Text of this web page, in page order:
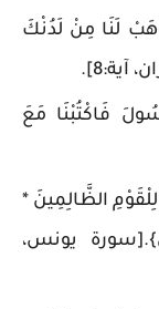
وَهَبْ لَنَا مِنْ لَدُنْكَ
آية:8].
فَاكْتُبْنَا مَعَ
لِلْقَوْمِ الظَّالِمِينَ *
يونس،